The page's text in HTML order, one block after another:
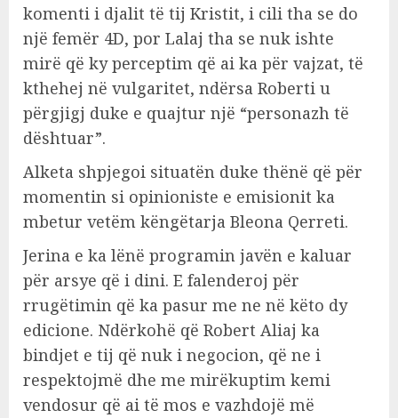
komenti i djalit të tij Kristit, i cili tha se do
një femër 4D, por Lalaj tha se nuk ishte
mirë që ky perceptim që ai ka për vajzat, të
kthehej në vulgaritet, ndërsa Roberti u
përgjigj duke e quajtur një “personazh të
dështuar”.
Alketa shpjegoi situatën duke thënë që për
momentin si opinioniste e emisionit ka
mbetur vetëm këngëtarja Bleona Qerreti.
Jerina e ka lënë programin javën e kaluar
për arsye që i dini. E falenderoj për
rrugëtimin që ka pasur me ne në këto dy
edicione. Ndërkohë që Robert Aliaj ka
bindjet e tij që nuk i negocion, që ne i
respektojmë dhe me mirëkuptim kemi
vendosur që ai të mos e vazhdojë më